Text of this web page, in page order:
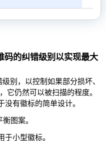
的纠错级别以实现最大
别，以控制如果部分损坏、
它仍然可以被扫描的程度。
有徽标的简单设计。
图案。
小型徽标。